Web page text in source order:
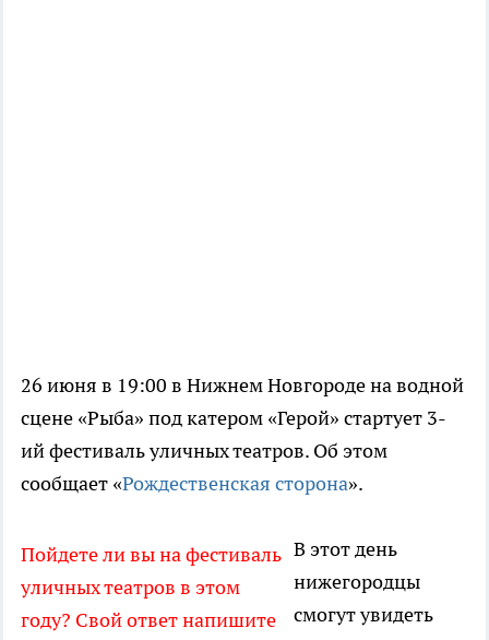
26 июня в 19:00 в Нижнем Новгороде на водной
сцене «Рыба» под катером «Герой» стартует 3-
ий фестиваль уличных театров. Об этом
сообщает «Рождественская сторона».
Пойдете ли вы на фестиваль
уличных театров в этом
году? Свой ответ напишите
В этот день
нижегородцы
смогут увидеть